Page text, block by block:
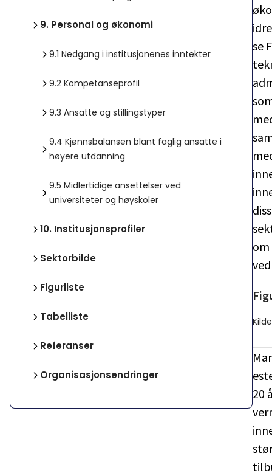
9. Personal og økonomi
9.1 Nedgang i institusjonenes inntekter
9.2 Kompetanseprofil
9.3 Ansatte og stillingstyper
9.4 Kjønnsbalansen blant faglig ansatte i
høyere utdanning
9.5 Midlertidige ansettelser ved
universiteter og høyskoler
10. Institusjonsprofiler
Sektorbilde
Figurliste
Tabelliste
Referanser
Organisasjonsendringer
se
20